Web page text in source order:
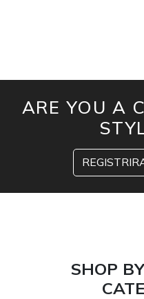
ARE YOU A
SHOP